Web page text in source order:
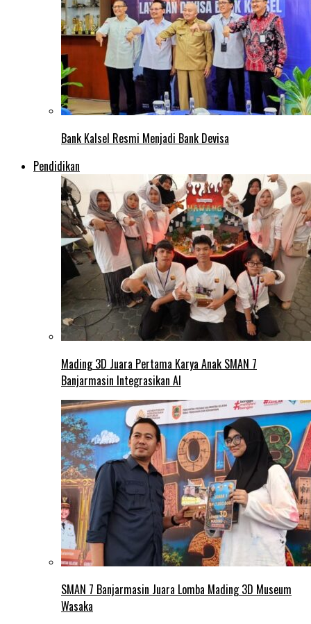
Bank Kalsel Resmi Menjadi Bank Devisa
Pendidikan
Mading 3D Juara Pertama Karya Anak SMAN 7
Banjarmasin Integrasikan AI
SMAN 7 Banjarmasin Juara Lomba Mading 3D Museum
Wasaka